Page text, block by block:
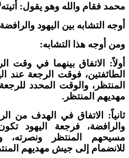
فقام والله وهو يقول: أتيته(
التشابه بين اليهود
أوجه هذا التشابه:
الاتفاق بينهما في وقت
فوقت الرجعة عند
والوقت المحدد
المنتظر.
الاتفاق في الهدف من
فرجعة اليهود
المنتظر ونصرته،
إلى جيش مهديهم